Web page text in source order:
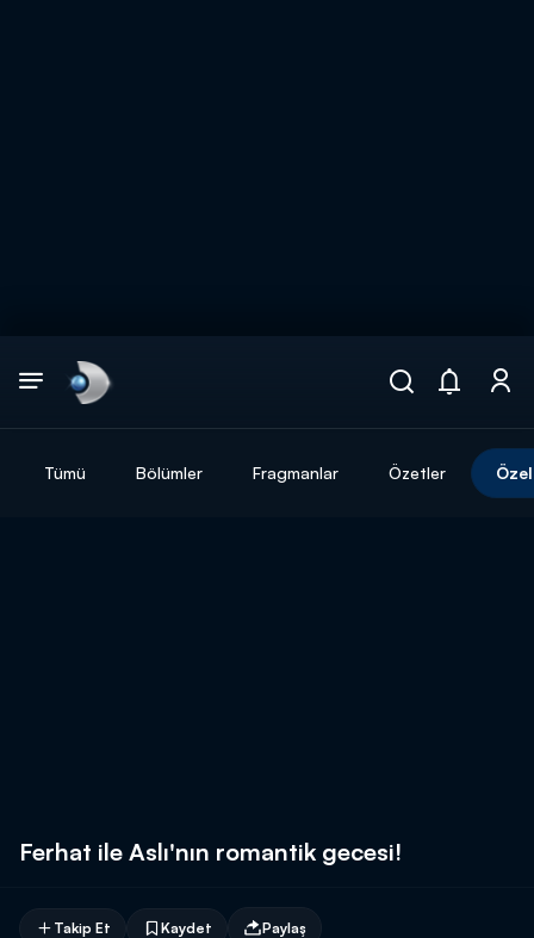
Tümü Bölümler Fragmanlar Özetler
Ferhat ile Aslı'nın romantik gecesi!
Takip Et Kaydet Paylaş